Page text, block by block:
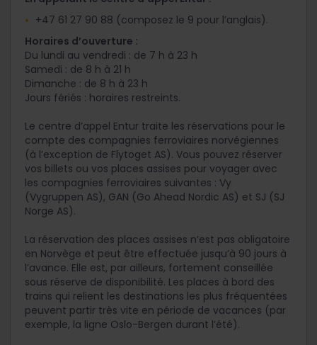
+47 61 27 90 88 (composez le 9 pour l’anglais).
Horaires d’ouverture :
Du lundi au vendredi : de 7 h à 23 h
Samedi : de 8 h à 21 h
Dimanche : de 8 h à 23 h
Jours fériés : horaires restreints.
Le centre d’appel Entur traite les réservations pour le
compte des compagnies ferroviaires norvégiennes
(à l’exception de Flytoget AS). Vous pouvez réserver
vos billets ou vos places assises pour voyager avec
les compagnies ferroviaires suivantes : Vy
(Vygruppen AS), GAN (Go Ahead Nordic AS) et SJ (SJ
Norge AS).
La réservation des places assises n’est pas obligatoire
en Norvège et peut être effectuée jusqu’à 90 jours à
l’avance. Elle est, par ailleurs, fortement conseillée
sous réserve de disponibilité. Les places à bord des
trains qui relient les destinations les plus fréquentées
peuvent partir très vite en période de vacances (par
exemple, la ligne Oslo-Bergen durant l’été).